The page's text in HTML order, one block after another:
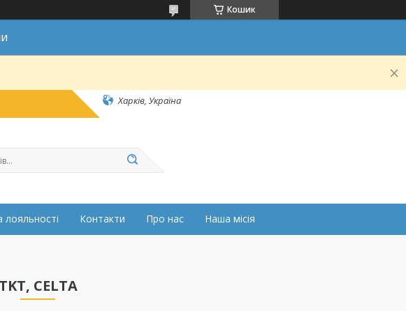
Кошик
Харків, Україна
лояльності Контакти Про нас Наша місія
TKT, CELTA